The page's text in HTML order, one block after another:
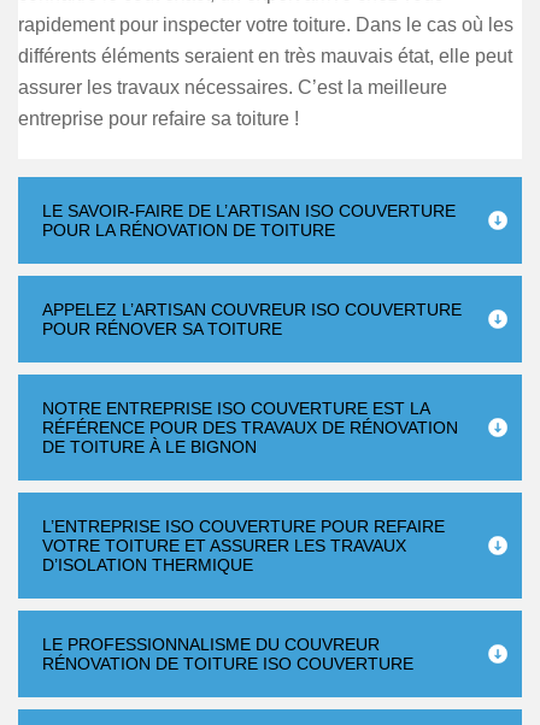
rapidement pour inspecter votre toiture. Dans le cas où les
différents éléments seraient en très mauvais état, elle peut
assurer les travaux nécessaires. C’est la meilleure
entreprise pour refaire sa toiture !
LE SAVOIR-FAIRE DE L’ARTISAN ISO COUVERTURE
POUR LA RÉNOVATION DE TOITURE
APPELEZ L’ARTISAN COUVREUR ISO COUVERTURE
POUR RÉNOVER SA TOITURE
NOTRE ENTREPRISE ISO COUVERTURE EST LA
RÉFÉRENCE POUR DES TRAVAUX DE RÉNOVATION
DE TOITURE À LE BIGNON
L’ENTREPRISE ISO COUVERTURE POUR REFAIRE
VOTRE TOITURE ET ASSURER LES TRAVAUX
D’ISOLATION THERMIQUE
LE PROFESSIONNALISME DU COUVREUR
RÉNOVATION DE TOITURE ISO COUVERTURE